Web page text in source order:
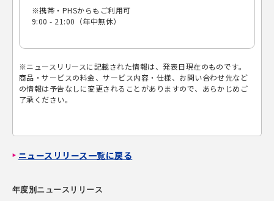
※携帯・PHSからもご利用可
9:00 - 21:00（年中無休）
※ニュースリリースに記載された情報は、発表日現在のものです。
商品・サービスの料金、サービス内容・仕様、お問い合わせ先など
の情報は予告なしに変更されることがありますので、あらかじめご
了承ください。
ニュースリリース一覧に戻る
年度別ニュースリリース